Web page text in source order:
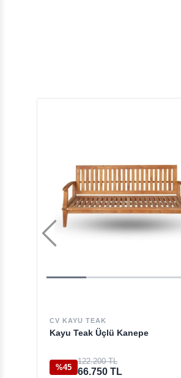
CV KAYU TEAK
Kayu Teak Üçlü Kanepe
%45
122.200 TL
66.750 TL